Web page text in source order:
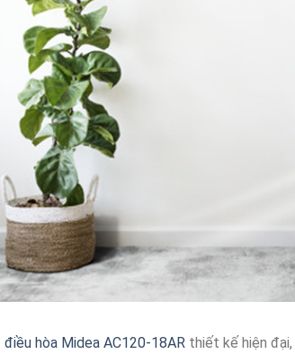
điều hòa Midea AC120-18ARthiết kế hiện đại,